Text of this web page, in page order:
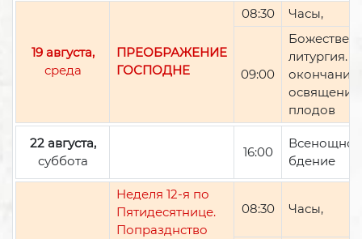
19 августа,
среда
ПРЕОБРАЖЕНИЕ
ГОСПОДНЕ
08:30 Часы,
09:00
литургия.
окончании
освящение
плодов
22 августа,
суббота
16:00
Всенощное
бдение
Неделя 12-я по
Пятидесятнице.
Попразднство
08:30 Часы,